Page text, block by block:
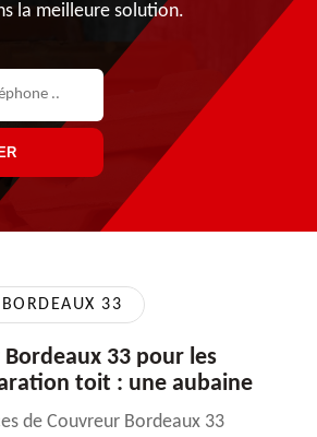
la meilleure solution.
33
33 pour les
toit : une aubaine
de Couvreur Bordeaux 33